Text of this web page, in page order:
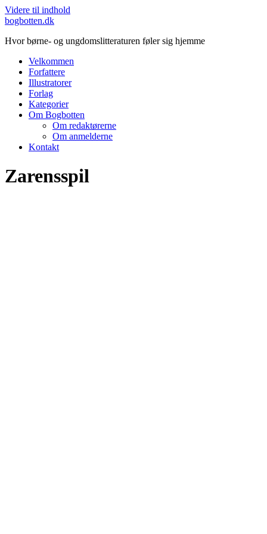
Videre til indhold
bogbotten.dk
Hvor børne- og ungdomslitteraturen føler sig hjemme
Velkommen
Forfattere
Illustratorer
Forlag
Kategorier
Om Bogbotten
Om redaktørerne
Om anmelderne
Kontakt
Zarensspil